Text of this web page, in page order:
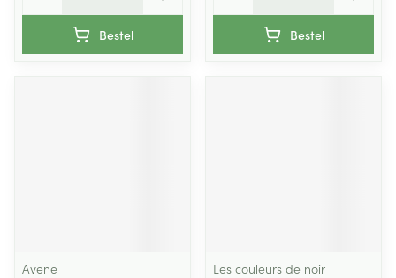
Bestel Bestel
Avene
Les couleurs de noir